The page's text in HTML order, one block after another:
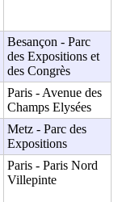
Besançon - Parc
des Expositions et
des Congrès
Paris - Avenue des
Champs Elysées
Metz - Parc des
Expositions
Paris - Paris Nord
Villepinte